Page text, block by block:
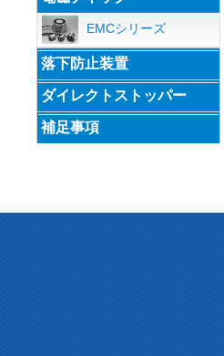
EMCシリーズ
落下防止装置
ダイレクトストッパー
補足事項